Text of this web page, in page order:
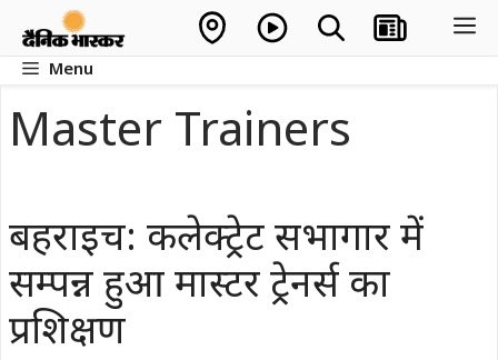
contentMenu
Master Trainers
बहराइच: कलेक्ट्रेट सभागार में
सम्पन्न हुआ मास्टर ट्रेनर्स का
प्रशिक्षण